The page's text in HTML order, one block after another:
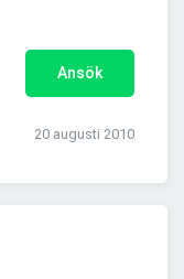
Ansök
20 augusti 2010